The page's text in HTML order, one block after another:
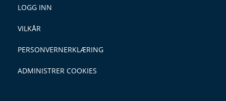
LOGG INN
VILKÅR
PERSONVERNERKLÆRING
ADMINISTRER COOKIES